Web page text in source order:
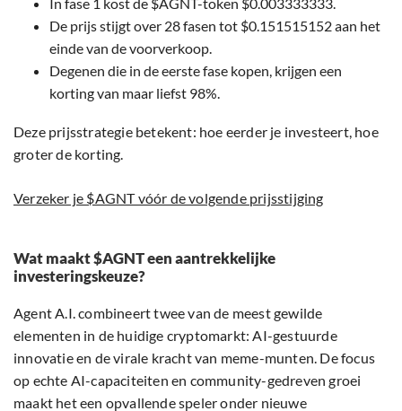
De prijs stijgt over 28 fasen tot $0.151515152 aan het
einde van de voorverkoop.
Degenen die in de eerste fase kopen, krijgen een
korting van maar liefst 98%.
Deze prijsstrategie betekent: hoe eerder je investeert, hoe
groter de korting.
Verzeker je $AGNT vóór de volgende prijsstijging
Wat maakt $AGNT een aantrekkelijke
investeringskeuze?
Agent A.I. combineert twee van de meest gewilde
elementen in de huidige cryptomarkt: AI-gestuurde
innovatie en de virale kracht van meme-munten. De focus
op echte AI-capaciteiten en community-gedreven groei
maakt het een opvallende speler onder nieuwe